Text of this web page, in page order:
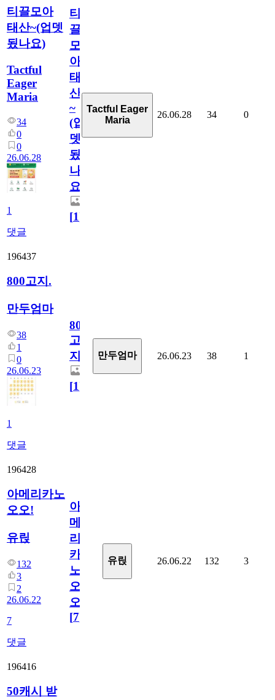
티끌모아
태산~(업뎃
됬나요)
Tactful
Eager
Maria
34
0
0
26.06.28
1
댓글
티
끌
모
아
태
산
~
(업
뎃
됬
나
요)
[1]
Tactful Eager
Maria
26.06.28 34 0
196437
800고지.
만두엄마
38
1
0
26.06.23
1
댓글
800
고
지.
[1]
만두엄마 26.06.23 38 1
196428
아메리카노
오오!
유릱
132
3
2
26.06.22
7
댓글
아
메
리
카
노
오
오!
[7]
유릱 26.06.22 132 3
196416
50캐시 받